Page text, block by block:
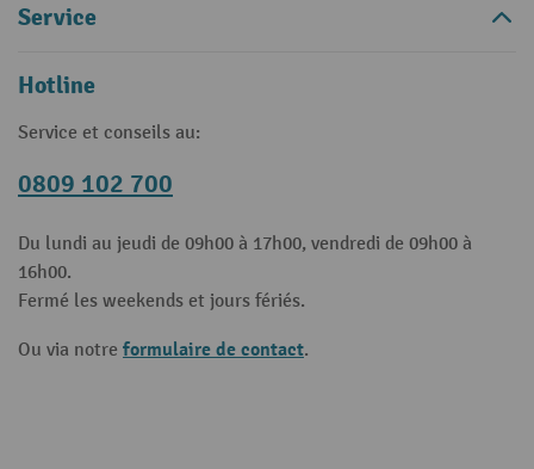
Service
Hotline
Service et conseils au:
0809 102 700
Du lundi au jeudi de 09h00 à 17h00, vendredi de 09h00 à
16h00.
Fermé les weekends et jours fériés.
Ou via notre formulaire de contact.